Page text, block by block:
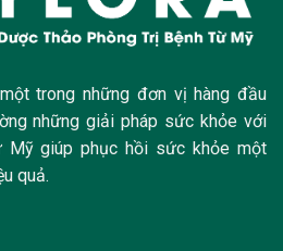
trong những đơn vị hàng đầu
những giải pháp sức khỏe với
Mỹ giúp phục hồi sức khỏe một
quả.